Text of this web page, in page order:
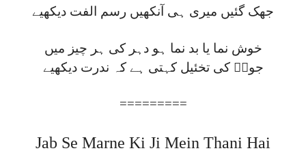
جھک گئیں میری ہی آنکھیں رسم الفت دیکھیے
خوش نما یا بد نما ہو دہر کی ہر چیز میں
جوشؔ کی تخئیل کہتی ہے کہ ندرت دیکھیے
=========
Jab Se Marne Ki Ji Mein Thani Hai